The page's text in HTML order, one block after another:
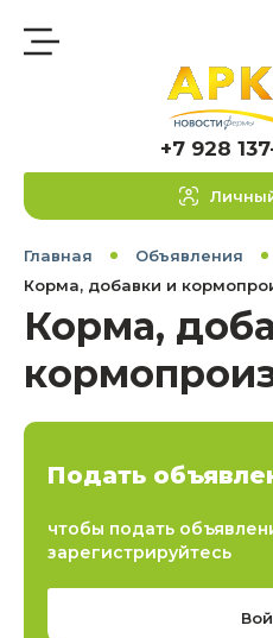
+7 928
Главная
Объявления
Корма, добавки и
Корма,
Подать
чтобы подать
зарегистрируйтесь